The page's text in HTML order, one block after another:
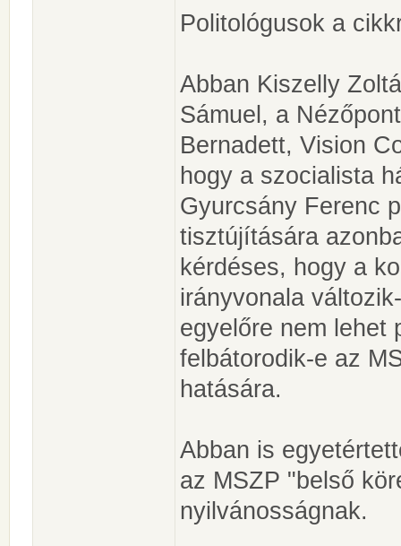
Politológusok a
Abban Kiszelly
Sámuel, a
Bernadett, Vision
hogy a szocialista
Gyurcsány Ferenc
tisztújítására
kérdéses, hogy a
irányvonala
egyelőre nem lehet
felbátorodik-e az
hatására.
Abban is
az MSZP "belső
nyilvánosságnak.